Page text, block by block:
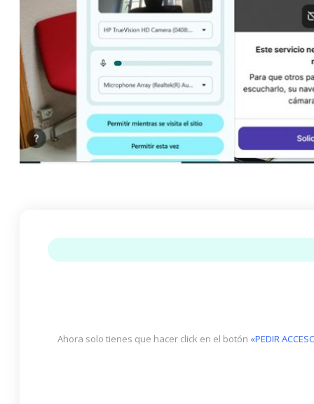
Ahora solo tienes que hacer click en el botón «PEDIR